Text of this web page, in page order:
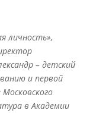
личность»,
– детский
и первой
в Академии